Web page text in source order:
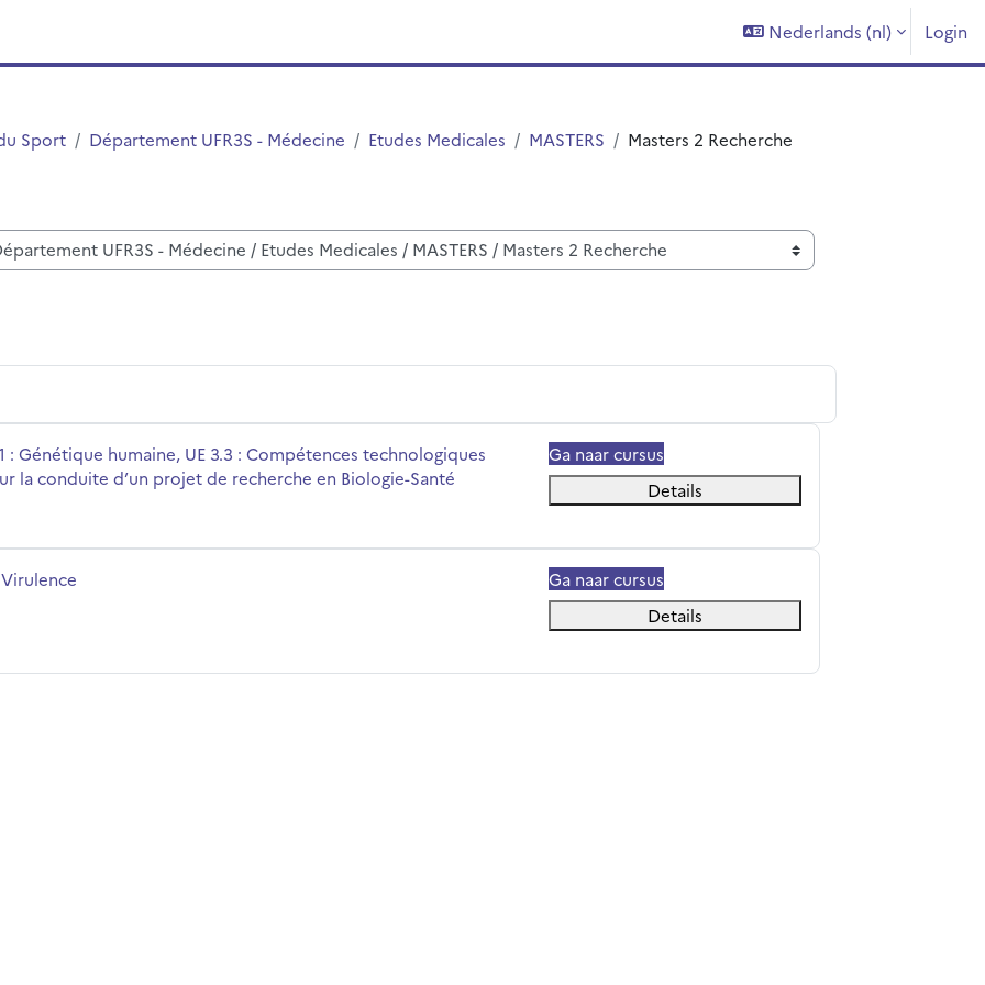
Nederlands ‎(nl)‎ Login
Sport Département UFR3S - Médecine Etudes Medicales MASTERS Masters 2 Recherche
technologiques pour la conduite d’un projet de recherche en Biologie-Santé
: Génétique humaine, UE 3.3 : Compétences technologiques
la conduite d’un projet de recherche en Biologie-Santé
Ga naar cursus
Details
Virulence
Ga naar cursus
Details